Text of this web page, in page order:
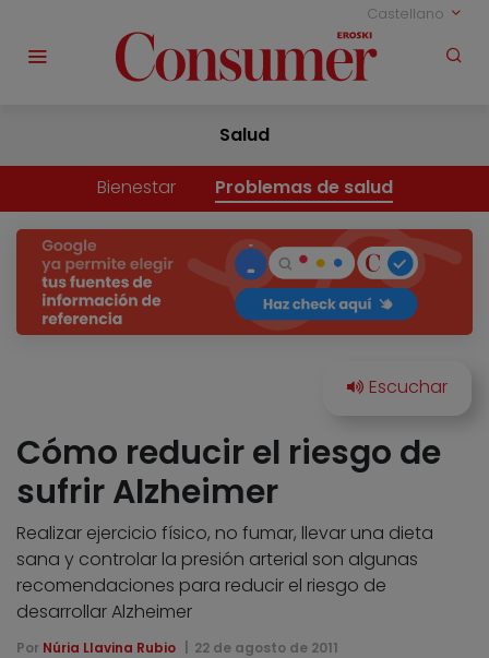
Castellano
Salud
Bienestar Problemas de salud
Cómo reducir el riesgo de
sufrir Alzheimer
Realizar ejercicio físico, no fumar, llevar una dieta
sana y controlar la presión arterial son algunas
recomendaciones para reducir el riesgo de
desarrollar Alzheimer
Por Núria Llavina Rubio 22 de agosto de 2011